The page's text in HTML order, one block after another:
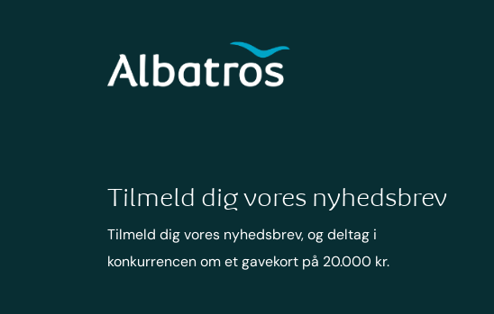
Tilmeld dig vores nyhedsbrev
Tilmeld dig vores nyhedsbrev, og deltag i
konkurrencen om et gavekort på 20.000 kr.